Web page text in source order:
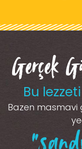
Gerçek
Bu
Bazen masmavi